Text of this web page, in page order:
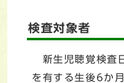
検査対象者
新生児聴覚検査
を有する生後6か